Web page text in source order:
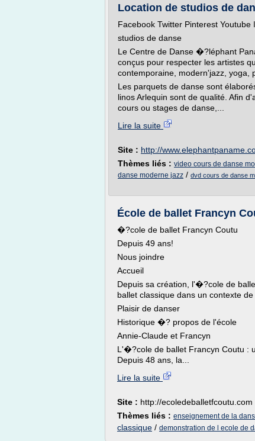
Location de studios de
Facebook Twitter Pinterest Youtube
studios de danse
Le Centre de Danse �?léphant
conçus pour respecter les artistes
contemporaine, modern'jazz, yoga,
Les parquets de danse sont
linos Arlequin sont de qualité. Afin
cours ou stages de danse,...
Lire la suite
Site : http://
Thèmes liés : video cours de danse
danse moderne jazz / dvd cours de danse
École de ballet Francyn
�?cole de ballet Francyn Coutu
Depuis 49 ans!
Nous joindre
Accueil
Depuis sa création, l'�?cole de
ballet classique dans un contexte de
Plaisir de danser
Historique �? propos de l'école
Annie-Claude et Francyn
L'�?cole de ballet Francyn Coutu :
Depuis 48 ans, la...
Lire la suite
Site : http://ecoledeballetfcoutu.com
Thèmes liés : enseignement de la
classique / demonstration de l ecole de